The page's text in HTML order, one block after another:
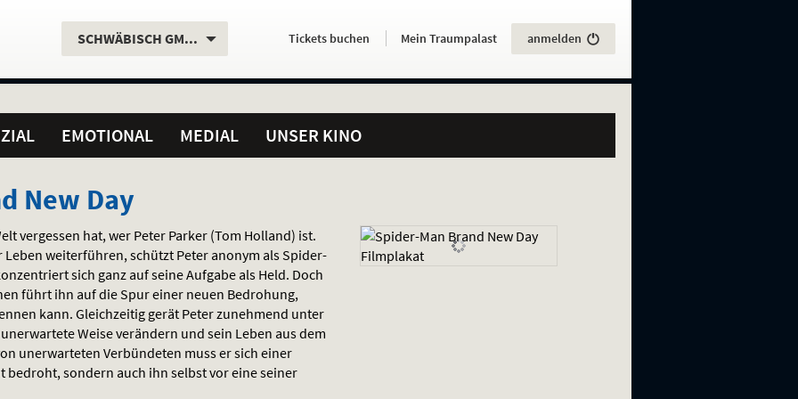
Aktueller
SCHWÄBISCH GMÜND. Servicefunktionen
Aktuelles
HierTickets buchen . Mein Traumpalast anmelden
EMOTIONAL MEDIAL UNSER KINO
New Day
vergessen hat, wer Peter Parker (Tom Holland) ist.
weiterführen, schützt Peter anonym als Spider-
sich ganz auf seine Aufgabe als Held. Doch
führt ihn auf die Spur einer neuen Bedrohung,
kann. Gleichzeitig gerät Peter zunehmend unter
Weise verändern und sein Leben aus dem
unerwarteten Verbündeten muss er sich einer
bedroht, sondern auch ihn selbst vor eine seiner